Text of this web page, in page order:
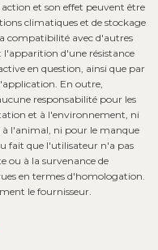
et son effet peuvent être
climatiques et de stockage
compatibilité avec d'autres
l'apparition d'une résistance
en question, ainsi que par
En outre,
responsabilité pour les
et à l'environnement, ni
à l'animal, ni pour le manque
fait que l'utilisateur n'a pas
ou à la survenance de
en termes d'homologation.
le fournisseur.